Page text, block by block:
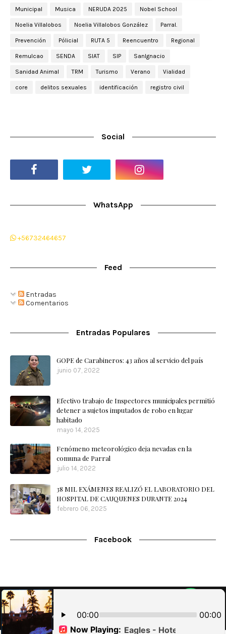
Municipal Musica NERUDA 2025 Nobel School
Noelia Villalobos Noelia Villalobos González Parral.
Prevención Pólicial RUTA 5 Reencuentro Regional
Remulcao SENDA SIAT SIP SanIgnacio
Sanidad Animal TRM Turismo Verano Vialidad
core delitos sexuales identificación registro civil
Social
WhatsApp
+56732464657
Feed
Entradas
Comentarios
Entradas Populares
GOPE de Carabineros: 43 años al servicio del país
junio 07, 2022
Efectivo trabajo de Inspectores municipales permitió
detener a sujetos imputados de robo en lugar
habitado
mayo 14, 2025
Fenómeno meteorológico deja nevadas en la
comuna de Parral
julio 14, 2022
38 MIL EXÁMENES REALIZÓ EL LABORATORIO DEL
HOSPITAL DE CAUQUENES DURANTE 2024
febrero 06, 2025
Facebook
Home
Designed with byBlog| Implementado porBrouter SpA